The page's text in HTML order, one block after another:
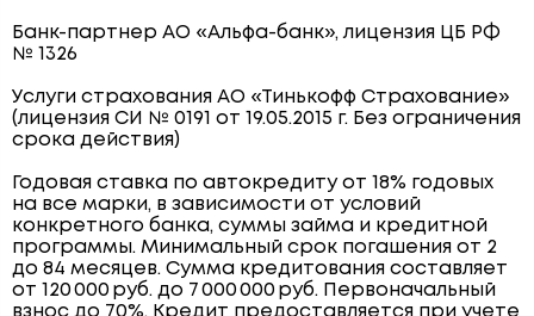
Банк-партнер АО «Альфа-банк», лицензия ЦБ РФ
№ 1326
Услуги страхования АО «Тинькофф Страхование»
(лицензия СИ № 0191 от 19.05.2015 г. Без ограничения
срока действия)
Годовая ставка по автокредиту от 18% годовых
на все марки, в зависимости от условий
конкретного банка, суммы займа и кредитной
программы. Минимальный срок погашения от 2
до 84 месяцев. Сумма кредитования составляет
от 120 000 руб. до 7 000 000 руб. Первоначальный
взнос до 70%. Кредит предоставляется при учете